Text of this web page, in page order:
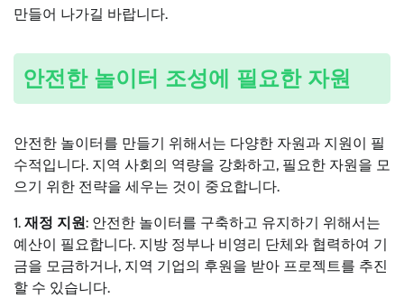
만들어 나가길 바랍니다.
안전한 놀이터 조성에 필요한 자원
안전한 놀이터를 만들기 위해서는 다양한 자원과 지원이 필
수적입니다. 지역 사회의 역량을 강화하고, 필요한 자원을 모
으기 위한 전략을 세우는 것이 중요합니다.
1. 재정 지원: 안전한 놀이터를 구축하고 유지하기 위해서는
예산이 필요합니다. 지방 정부나 비영리 단체와 협력하여 기
금을 모금하거나, 지역 기업의 후원을 받아 프로젝트를 추진
할 수 있습니다.